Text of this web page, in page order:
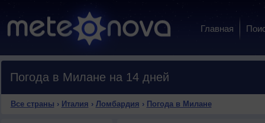
Главная
Погода в Милане на 14 дней
Все страны › Италия › Ломбардия › Погода в Милане